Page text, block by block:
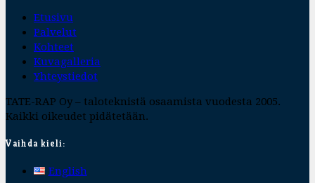
Etusivu
Palvelut
Kohteet
Kuvagalleria
Yhteystiedot
TATE-RAP Oy – taloteknistä osaamista vuodesta 2005.
Kaikki oikeudet pidätetään.
Vaihda kieli:
English